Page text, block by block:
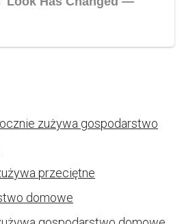
zużywa gospodarstwo
przeciętne
domowe